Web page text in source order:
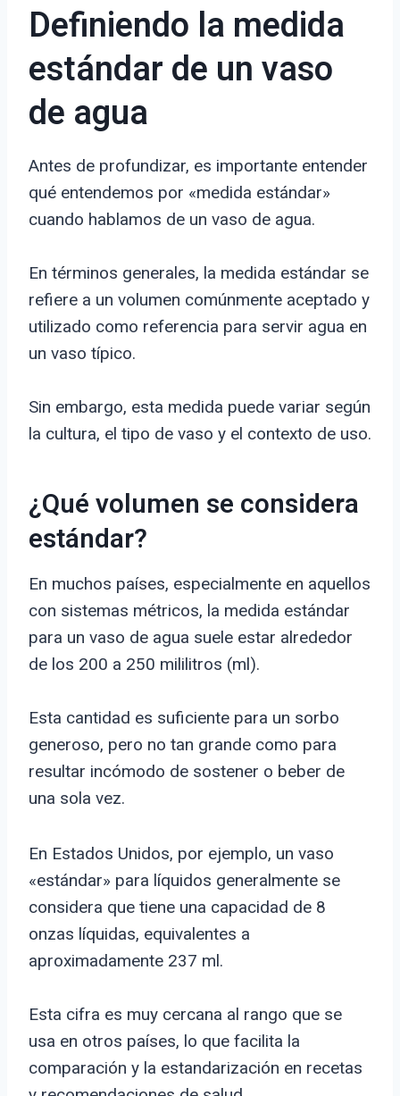
Definiendo la medida
estándar de un vaso
de agua
Antes de profundizar, es importante entender
qué entendemos por «medida estándar»
cuando hablamos de un vaso de agua.
En términos generales, la medida estándar se
refiere a un volumen comúnmente aceptado y
utilizado como referencia para servir agua en
un vaso típico.
Sin embargo, esta medida puede variar según
la cultura, el tipo de vaso y el contexto de uso.
¿Qué volumen se considera
estándar?
En muchos países, especialmente en aquellos
con sistemas métricos, la medida estándar
para un vaso de agua suele estar alrededor
de los 200 a 250 mililitros (ml).
Esta cantidad es suficiente para un sorbo
generoso, pero no tan grande como para
resultar incómodo de sostener o beber de
una sola vez.
En Estados Unidos, por ejemplo, un vaso
«estándar» para líquidos generalmente se
considera que tiene una capacidad de 8
onzas líquidas, equivalentes a
aproximadamente 237 ml.
Esta cifra es muy cercana al rango que se
usa en otros países, lo que facilita la
comparación y la estandarización en recetas